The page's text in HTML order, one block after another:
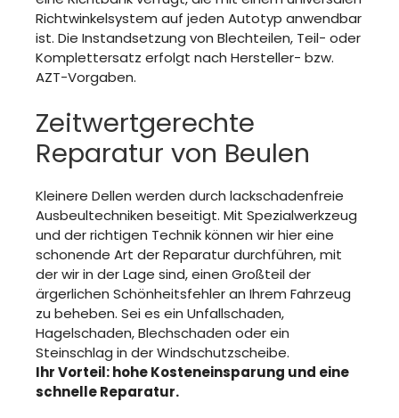
Richtwinkelsystem auf jeden Autotyp anwendbar
ist. Die Instandsetzung von Blechteilen, Teil- oder
Komplettersatz erfolgt nach Hersteller- bzw.
AZT-Vorgaben.
Zeitwertgerechte
Reparatur von Beulen
Kleinere Dellen werden durch lackschadenfreie
Ausbeultechniken beseitigt. Mit Spezialwerkzeug
und der richtigen Technik können wir hier eine
schonende Art der Reparatur durchführen, mit
der wir in der Lage sind, einen Großteil der
ärgerlichen Schönheitsfehler an Ihrem Fahrzeug
zu beheben. Sei es ein Unfallschaden,
Hagelschaden, Blechschaden oder ein
Steinschlag in der Windschutzscheibe.
Ihr Vorteil: hohe Kosteneinsparung und eine
schnelle Reparatur.